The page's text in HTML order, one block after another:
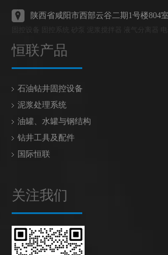
陕西省咸阳市西部云谷二期1号楼804室
恒联产品
石油钻井固控设备
泥浆处理系统
油罐、水罐与钢结构
钻井工具及配件
国际恒联
关注我们